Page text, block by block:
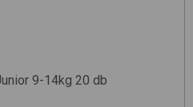
9-14kg 20 db